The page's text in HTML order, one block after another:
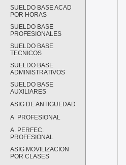
SUELDO BASE ACAD
POR HORAS
SUELDO BASE
PROFESIONALES
SUELDO BASE
TECNICOS
SUELDO BASE
ADMINISTRATIVOS
SUELDO BASE
AUXILIARES
ASIG DE ANTIGUEDAD
A PROFESIONAL
A. PERFEC.
PROFESIONAL
ASIG MOVILIZACION
POR CLASES